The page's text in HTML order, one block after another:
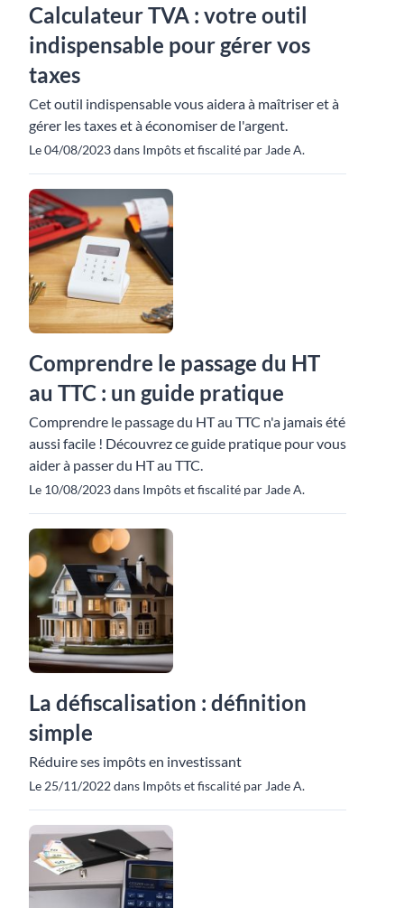
Calculateur TVA : votre outil
indispensable pour gérer vos
taxes
Cet outil indispensable vous aidera à maîtriser et à
gérer les taxes et à économiser de l'argent.
Le 04/08/2023 dans Impôts et fiscalité par Jade A.
Comprendre le passage du HT
au TTC : un guide pratique
Comprendre le passage du HT au TTC n'a jamais été
aussi facile ! Découvrez ce guide pratique pour vous
aider à passer du HT au TTC.
Le 10/08/2023 dans Impôts et fiscalité par Jade A.
La défiscalisation : définition
simple
Réduire ses impôts en investissant
Le 25/11/2022 dans Impôts et fiscalité par Jade A.